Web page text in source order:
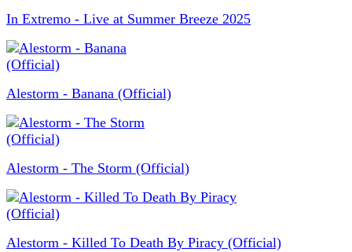
In Extremo - Live at Summer Breeze 2025
Alestorm - Banana (Official)
Alestorm - The Storm (Official)
Alestorm - Killed To Death By Piracy (Official)